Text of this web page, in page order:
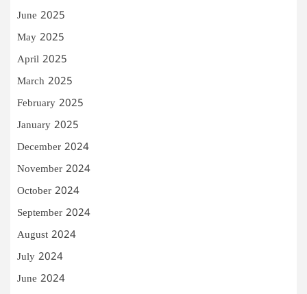
June 2025
May 2025
April 2025
March 2025
February 2025
January 2025
December 2024
November 2024
October 2024
September 2024
August 2024
July 2024
June 2024